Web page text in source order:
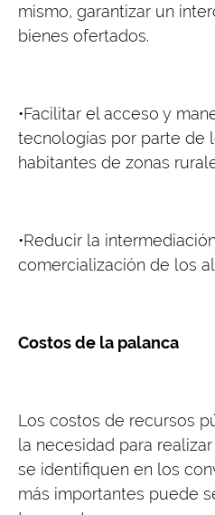
mismo, garantizar un
bienes ofertados.
•Facilitar el acceso y
tecnologías por parte de
habitantes de zonas
•Reducir la
comercialización de los
Costos de la palanca
Los costos de recursos
la necesidad para
se identifiquen en los
más importantes puede